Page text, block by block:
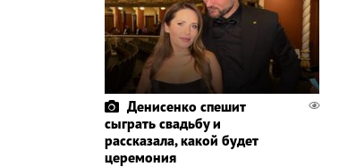
Денисенко спешит
сыграть свадьбу и
рассказала, какой будет
церемония